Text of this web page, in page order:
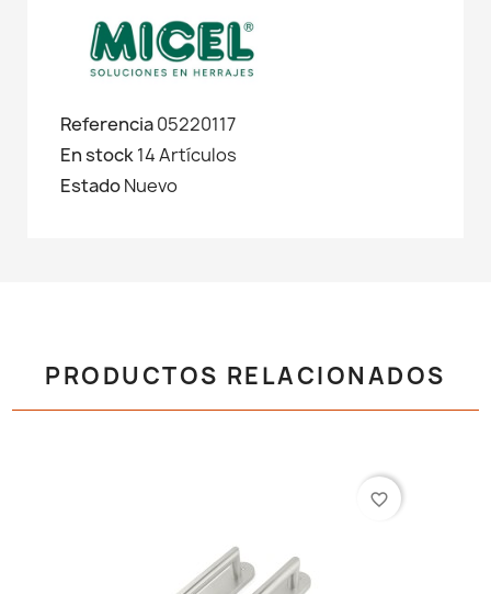
Referencia05220117
En stock14 Artículos
EstadoNuevo
PRODUCTOS RELACIONADOS
favorite_border